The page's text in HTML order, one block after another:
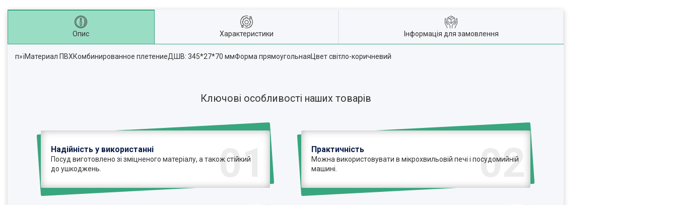
Опис Характеристики Інформація для замовлення
п»їМатериал ПВХКомбинированное плетениеДШВ: 345*27*70 ммФорма прямоугольнаяЦвет світло-коричневий
Ключові особливості наших товарів
01
Надійність у використанні
Посуд виготовлено зі зміцненого матеріалу, а також стійкий
до ушкоджень.
02
Практичність
Можна використовувати в мікрохвильовій печі і посудомийній
машині.